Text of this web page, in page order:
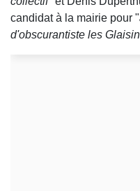
candidat à la mairie pour "
d'obscurantiste les